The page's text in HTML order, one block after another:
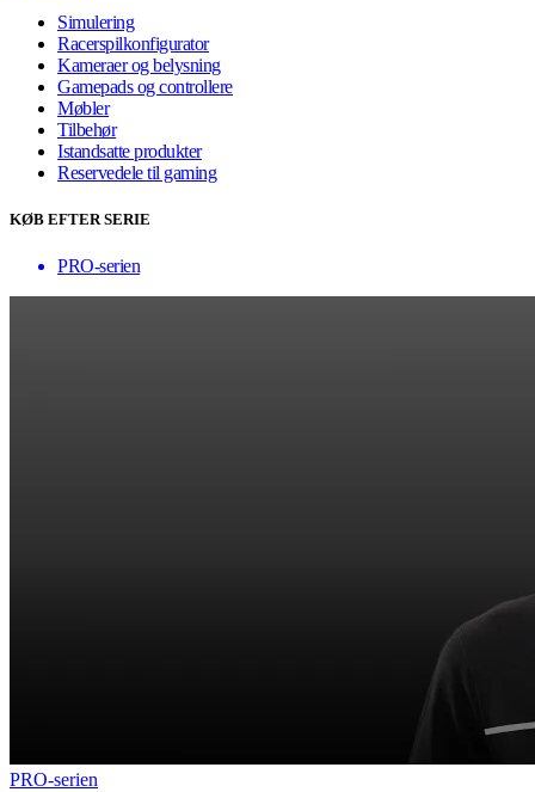
Simulering
Racerspilkonfigurator
Kameraer og belysning
Gamepads og controllere
Møbler
Tilbehør
Istandsatte produkter
Reservedele til gaming
KØB EFTER SERIE
PRO-serien
PRO-serien